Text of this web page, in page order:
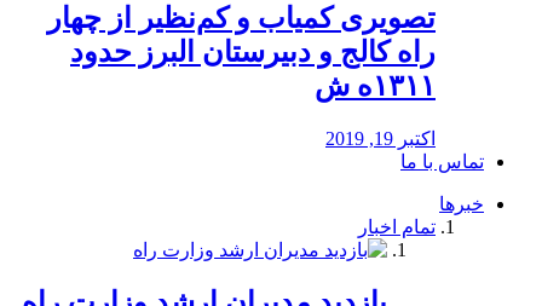
️تصویری کمیاب و کم‌نظیر از چهار
راه كالج و دبيرستان البرز حدود
۱۳۱۱ه ش
اکتبر 19, 2019
تماس با ما
خبرها
تمام اخبار